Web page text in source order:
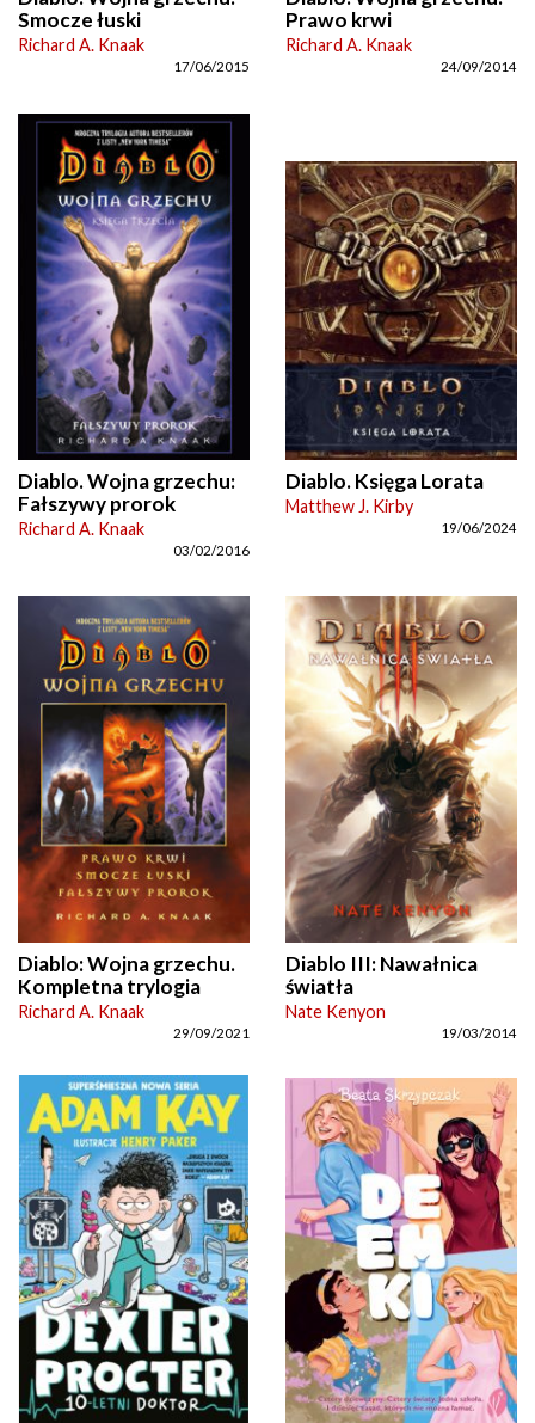
Smocze łuski
Richard A. Knaak
17/06/2015
Prawo krwi
Richard A. Knaak
24/09/2014
Diablo. Wojna grzechu:
Fałszywy prorok
Richard A. Knaak
03/02/2016
Diablo. Księga Lorata
Matthew J. Kirby
19/06/2024
Diablo: Wojna grzechu.
Kompletna trylogia
Richard A. Knaak
29/09/2021
Diablo III: Nawałnica
światła
Nate Kenyon
19/03/2014